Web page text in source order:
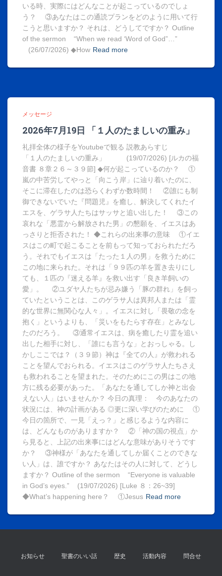
いる時、実際にはどんなことが起こっているのでしょ
う？ ③あなたはこの通読プランをどのように用いて行
こうと思いますか？ それは、どうしてですか？ Outline
of the sermon “When we read ‘Word of God”…”
(26/07/2026) ◆How Read more
メッセージ
2026年7月19日 「１人のたましいの重み」
礼拝全体の様子をYoutubeで観る 説教あらすじ
「１人のたましいの重み」 (19/07/2026) [ルカの福
音書 ８章２６～３９節] ◆何が起こっているのか？ ①
嵐の中苦労してやっと「向こう岸」に辿り着いたのに、
そこに滞在したのは恐らくわずか数時間！ ②誰にも制
御できないでいた『問題児』を癒し、解決してくれたイ
エスを、ゲラサ人たちはサッサと追い出した！ ③この
哀れな「悪霊から解放された男」の懇願を、イエスはあ
っさりと拒否された！ ◆これらの出来事の意味 ①イエ
スはこの町で起こることを前もって知っておられただろ
う。それでもイエスは「たった１人の男」を救うために
この地に来られた。それは「９９匹の羊を置き去りにし
ても、１匹の『迷える羊』を救い出す「良き羊飼いの
愛」。 ②ユダヤ人たちが忌み嫌う「豚の群れ」を飼っ
ていたということは、このゲラサ人は異邦人または「霊
的な世界に無関心な人々」。イエスに対し「畏敬の念を
抱く」というよりも、「災いをもたらす存在」とみなし
たのだろう。 ③通常イエスは、病を癒したり霊を追い
出した相手に対し、「誰にも言うな」とおっしゃる。し
かしここでは？（３９節）神は『全ての人』が救われる
ことを望んでおられる。イエスはこのゲラサ人たちさえ
も救われることを望まれた。そのためにこの男はこの地
方に残る必要があった。「あなたを通してしか神と出会
えない人」はいませんか？ 今日の真理： 今のあなたの
状況には、神の計画がある ◎更に深い学びのために ①
今日の箇所で、一見「えっ？」と感じるような内容に
は、どんなものがありますか？ ②「神の国の視点」か
ら見ると、上記の出来事にはどんな意味がありそうです
か？ ③神様が「あなたを通してしか届くことのできな
い人」は、誰ですか？ あなたはその人に対して、どうし
ますか？ Outline of the sermon “Everyone is valuable
in God’s eyes.” (19/07/2026) [Luke ８：26~39]
◆What’s happening here？ ①Jesus Read more
お知らせ 聖書のいい話 歴史 活動内容 問合せ